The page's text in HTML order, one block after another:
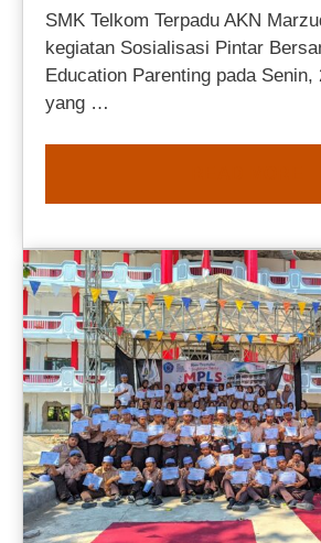
SMK Telkom Terpadu AKN
kegiatan Sosialisasi Pintar
Education Parenting pada Senin,
yang …